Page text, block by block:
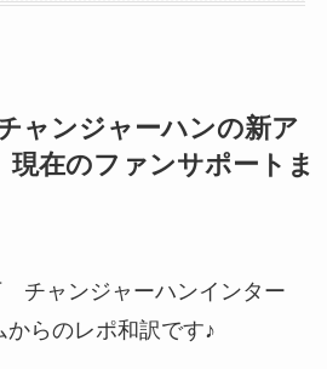
ャンジャーハンの新ア
現在のファンサポートま
ャンジャーハンインター
らのレポ和訳です♪